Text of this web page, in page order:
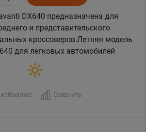
DX640 предназначена для
и представительского
кроссоверов.Летняя модель
для легковых автомобилей
Сравнить